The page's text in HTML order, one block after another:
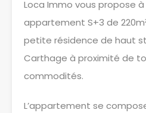
Loca Immo vous propose
appartement S+3 de
petite résidence de haut
Carthage à proximité de
commodités.
L’appartement se